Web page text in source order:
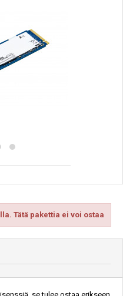
Tätä pakettia ei voi ostaa